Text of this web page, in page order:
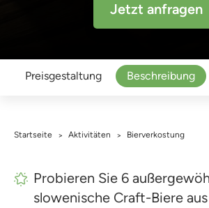
Jetzt anfragen
Preisgestaltung Beschreibung
Startseite > Aktivitäten > Bierverkostung
Probieren Sie 6
slowenische Craft-Biere aus